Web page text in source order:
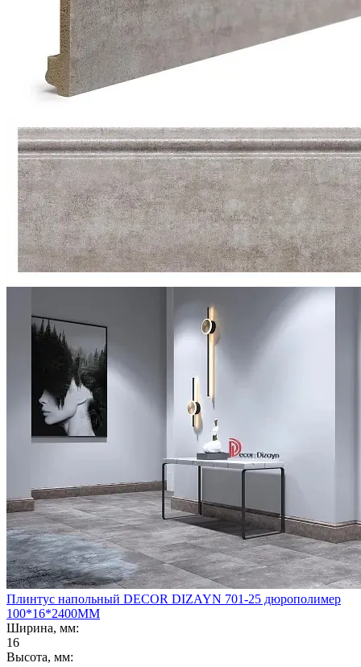
Плинтус напольный DECOR DIZAYN 701-25 дюрополимер
100*16*2400ММ
Ширина, мм:
16
Высота, мм: